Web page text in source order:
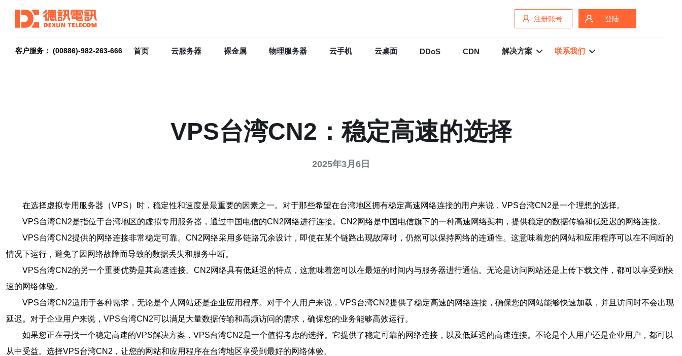
注册账号 登陆
客户服务： (00886)-982-263-666 首页 云服务器 裸金属 物理服务器 云手机 云桌面 DDoS CDN 解决方案 联系我们
VPS台湾CN2：稳定高速的选择
2025年3月6日
在选择虚拟专用服务器（VPS）时，稳定性和速度是最重要的因素之一。对于那些希望在台湾地区拥有稳定高速网络连接的用户来说，VPS台湾CN2是一个理想的选择。
VPS台湾CN2是指位于台湾地区的虚拟专用服务器，通过中国电信的CN2网络进行连接。CN2网络是中国电信旗下的一种高速网络架构，提供稳定的数据传输和低延迟的网络连接。
VPS台湾CN2提供的网络连接非常稳定可靠。CN2网络采用多链路冗余设计，即使在某个链路出现故障时，仍然可以保持网络的连通性。这意味着您的网站和应用程序可以在不间断的
情况下运行，避免了因网络故障而导致的数据丢失和服务中断。
VPS台湾CN2的另一个重要优势是其高速连接。CN2网络具有低延迟的特点，这意味着您可以在最短的时间内与服务器进行通信。无论是访问网站还是上传下载文件，都可以享受到快
速的网络体验。
VPS台湾CN2适用于各种需求，无论是个人网站还是企业应用程序。对于个人用户来说，VPS台湾CN2提供了稳定高速的网络连接，确保您的网站能够快速加载，并且访问时不会出现
延迟。对于企业用户来说，VPS台湾CN2可以满足大量数据传输和高频访问的需求，确保您的业务能够高效运行。
如果您正在寻找一个稳定高速的VPS解决方案，VPS台湾CN2是一个值得考虑的选择。它提供了稳定可靠的网络连接，以及低延迟的高速连接。不论是个人用户还是企业用户，都可以
从中受益。选择VPS台湾CN2，让您的网站和应用程序在台湾地区享受到最好的网络体验。